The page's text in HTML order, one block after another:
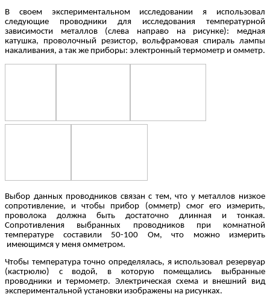
В своем экспериментальном исследовании я использовал
следующие проводники для исследования температурной
зависимости металлов (слева направо на рисунке): медная
катушка, проволочный резистор, вольфрамовая спираль лампы
накаливания, а так же приборы: электронный термометр и омметр.
Выбор данных проводников связан с тем, что у металлов низкое
сопротивление, и чтобы прибор (омметр) смог его измерить,
проволока должна быть достаточно длинная и тонкая.
Сопротивления выбранных проводников при комнатной
температуре составили 50-100 Ом, что можно измерить
имеющимся у меня омметром.
Чтобы температура точно определялась, я использовал резервуар
(кастрюлю) с водой, в которую помещались выбранные
проводники и термометр. Электрическая схема и внешний вид
экспериментальной установки изображены на рисунках.